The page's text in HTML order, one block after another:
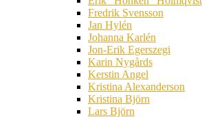
Fredrik Svensson
Jan Hylén
Johanna Karlén
Jon-Erik Egerszegi
Karin Nygårds
Kerstin Angel
Kristina Alexanderson
Kristina Björn
Lars Björn